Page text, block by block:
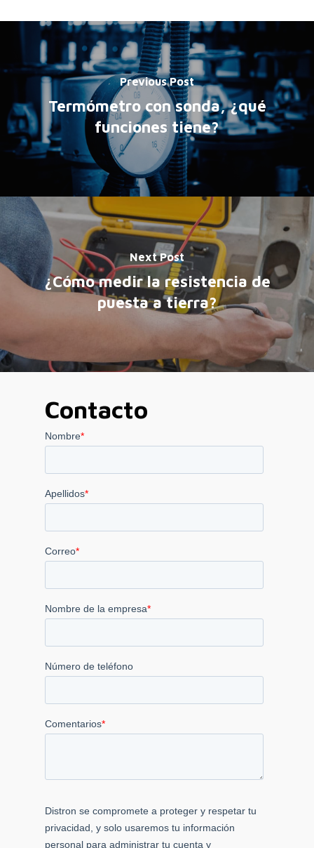
Previous Post
Termómetro con sonda, ¿qué
funciones tiene?
Next Post
¿Cómo medir la resistencia de
puesta a tierra?
Contacto